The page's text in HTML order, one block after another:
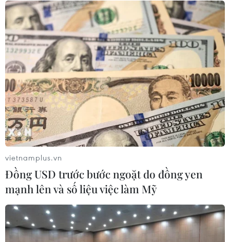
#đảng Dân chủ
#Bầu cử Mỹ 2020
#cựu Phó Tổng thống Mỹ
#Joe Biden
#Bernie Sanders
Mỹ
Theo dõi VietnamPlus
TIN LIÊN QUAN
vietnamplus.vn
Đồng USD trước bước ngoặt do đồng yen
mạnh lên và số liệu việc làm Mỹ